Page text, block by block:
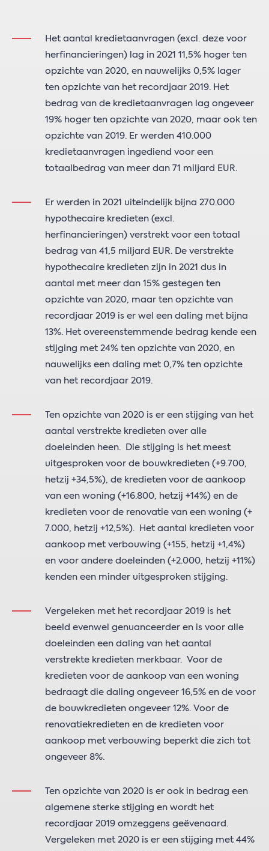
Het aantal kredietaanvragen (excl. deze voor
herfinancieringen) lag in 2021 11,5% hoger ten
opzichte van 2020, en nauwelijks 0,5% lager
ten opzichte van het recordjaar 2019. Het
bedrag van de kredietaanvragen lag ongeveer
19% hoger ten opzichte van 2020, maar ook ten
opzichte van 2019. Er werden 410.000
kredietaanvragen ingediend voor een
totaalbedrag van meer dan 71 miljard EUR.
Er werden in 2021 uiteindelijk bijna 270.000
hypothecaire kredieten (excl.
herfinancieringen) verstrekt voor een totaal
bedrag van 41,5 miljard EUR. De verstrekte
hypothecaire kredieten zijn in 2021 dus in
aantal met meer dan 15% gestegen ten
opzichte van 2020, maar ten opzichte van
recordjaar 2019 is er wel een daling met bijna
13%. Het overeenstemmende bedrag kende een
stijging met 24% ten opzichte van 2020, en
nauwelijks een daling met 0,7% ten opzichte
van het recordjaar 2019.
Ten opzichte van 2020 is er een stijging van het
aantal verstrekte kredieten over alle
doeleinden heen. Die stijging is het meest
uitgesproken voor de bouwkredieten (+9.700,
hetzij +34,5%), de kredieten voor de aankoop
van een woning (+16.800, hetzij +14%) en de
kredieten voor de renovatie van een woning (+
7.000, hetzij +12,5%). Het aantal kredieten voor
aankoop met verbouwing (+155, hetzij +1,4%)
en voor andere doeleinden (+2.000, hetzij +11%)
kenden een minder uitgesproken stijging.
Vergeleken met het recordjaar 2019 is het
beeld evenwel genuanceerder en is voor alle
doeleinden een daling van het aantal
verstrekte kredieten merkbaar. Voor de
kredieten voor de aankoop van een woning
bedraagt die daling ongeveer 16,5% en de voor
de bouwkredieten ongeveer 12%. Voor de
renovatiekredieten en de kredieten voor
aankoop met verbouwing beperkt die zich tot
ongeveer 8%.
Ten opzichte van 2020 is er ook in bedrag een
algemene sterke stijging en wordt het
recordjaar 2019 omzeggens geëvenaard.
Vergeleken met 2020 is er een stijging met 44%